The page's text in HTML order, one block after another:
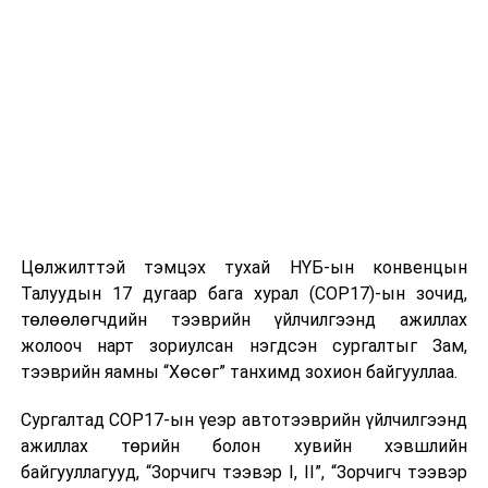
Цөлжилттэй тэмцэх тухай НҮБ-ын конвенцын
Талуудын 17 дугаар бага хурал (COP17)-ын зочид,
төлөөлөгчдийн тээврийн үйлчилгээнд ажиллах
жолооч нарт зориулсан нэгдсэн сургалтыг Зам,
тээврийн яамны “Хөсөг” танхимд зохион байгууллаа.
Сургалтад COP17-ын үеэр автотээврийн үйлчилгээнд
ажиллах төрийн болон хувийн хэвшлийн
байгууллагууд, “Зорчигч тээвэр I, II”, “Зорчигч тээвэр